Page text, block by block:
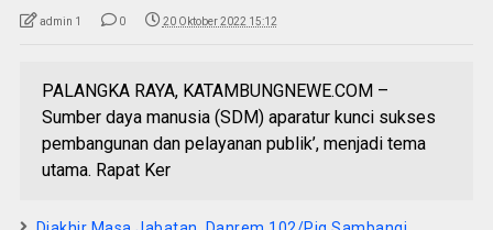
admin 1 0 20 Oktober 2022 15:12
PALANGKA RAYA, KATAMBUNGNEWE.COM –
Sumber daya manusia (SDM) aparatur kunci sukses
pembangunan dan pelayanan publik’, menjadi tema
utama. Rapat Ker